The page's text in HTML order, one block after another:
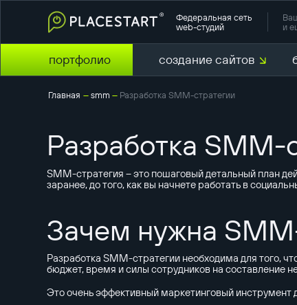
Федеральная сеть
web-студий
и
портфолио создание сайтов
Главная — smm — Разработка SMM-стратегии
Разработка SMM-
SMM-стратегия – это пошаговый детальный план
заранее, до того, как вы начнете работать в
Зачем нужна
Разработка SMM-стратегии необходима для того,
бюджет, время и силы сотрудников на составление
Это очень эффективный маркетинговый инструмент